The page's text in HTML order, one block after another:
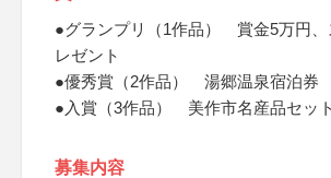
●グランプリ（1作品） 賞金5万円、
レゼント
●優秀賞（2作品） 湯郷温泉宿泊券
●入賞（3作品） 美作市名産品セット
募集内容